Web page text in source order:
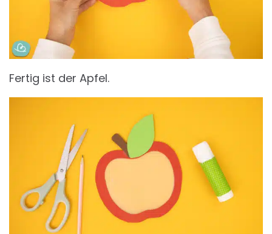
Fertig ist der Apfel.